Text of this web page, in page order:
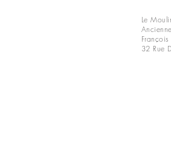
Le
François
32 Rue